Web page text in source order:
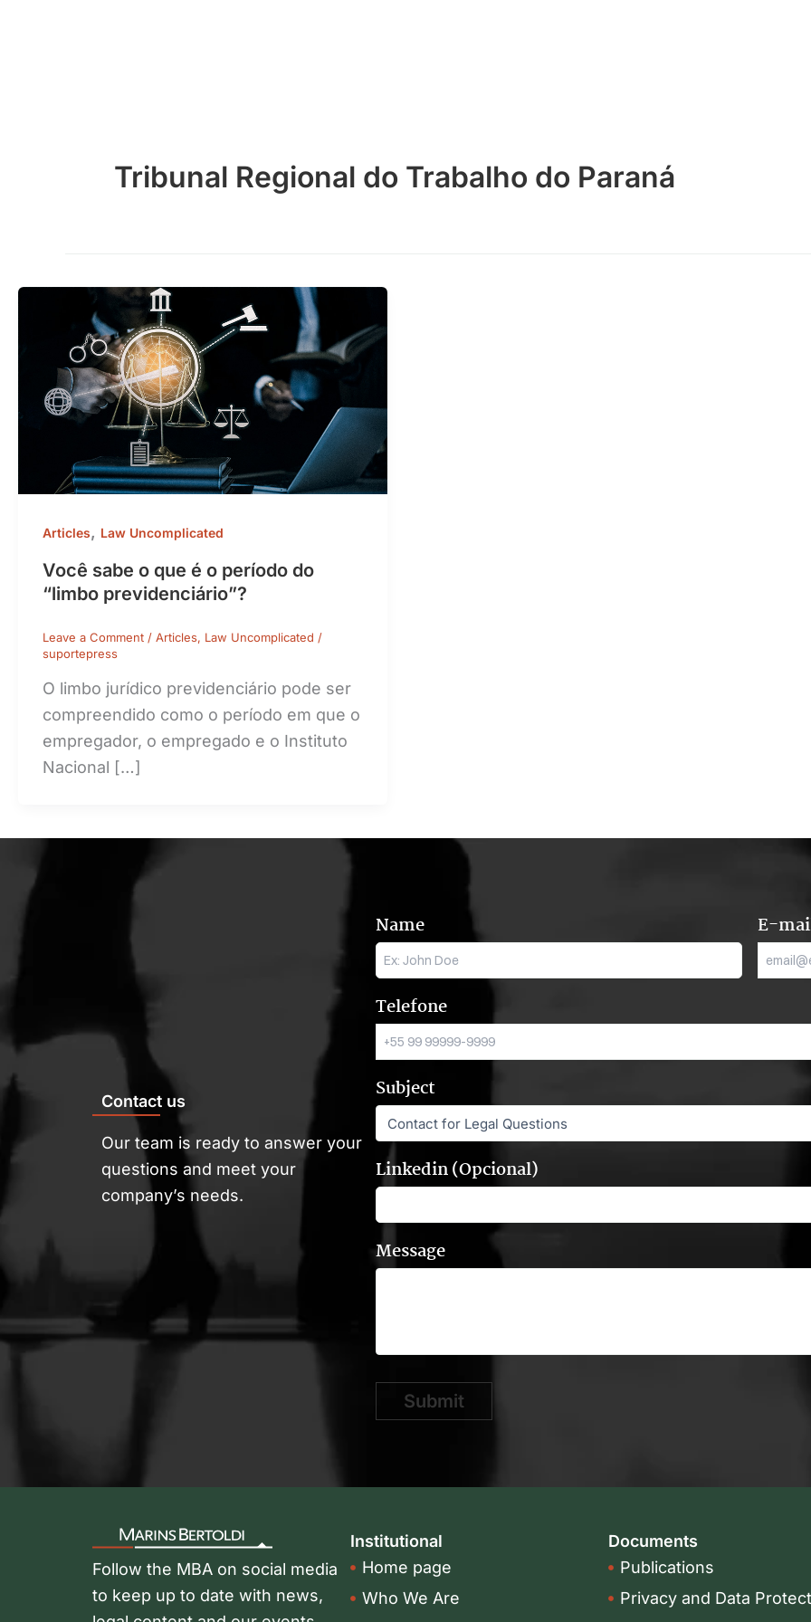
Tribunal Regional do Trabalho do Paraná
Articles, Law Uncomplicated
Você sabe o que é o período do
“limbo previdenciário”?
Leave a Comment / Articles, Law Uncomplicated /
suportepress
O limbo jurídico previdenciário pode ser
compreendido como o período em que o
empregador, o empregado e o Instituto
Nacional […]
Contact us
Our team is ready to answer your
questions and meet your
company’s needs.
Name E-
Telefone
Subject
Linkedin (Opcional)
Message
Submit
Follow the MBA on social media
to keep up to date with news,
Institutional
Home page
Who We Are
Documents
Publications
Privacy and Data